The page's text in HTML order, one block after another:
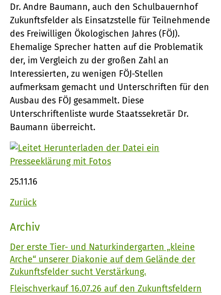
Dr. Andre Baumann, auch den Schulbauernhof
Zukunftsfelder als Einsatzstelle für Teilnehmende
des Freiwilligen Ökologischen Jahres (FÖJ).
Ehemalige Sprecher hatten auf die Problematik
der, im Vergleich zu der großen Zahl an
Interessierten, zu wenigen FÖJ-Stellen
aufmerksam gemacht und Unterschriften für den
Ausbau des FÖJ gesammelt. Diese
Unterschriftenliste wurde Staatssekretär Dr.
Baumann überreicht.
Presseeklärung mit Fotos
25.11.16
Zurück
Archiv
Der erste Tier- und Naturkindergarten „kleine
Arche“ unserer Diakonie auf dem Gelände der
Zukunftsfelder sucht Verstärkung.
Fleischverkauf 16.07.26 auf den Zukunftsfeldern